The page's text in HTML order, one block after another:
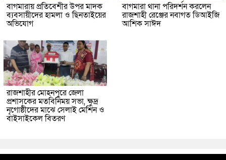
বাগমারায় প্রতিবেশীর উপর মাদক
ব্যবসায়ীদের হামলা ও ছিনতাইয়ের
অভিযোগ
বাগমারা থানা পরিদর্শন করলেন
রাজশাহী রেঞ্জের নবাগত ডিআইজি
আশিক সাঈদ
রাজশাহীর মোহনপুরে জেলা
প্রশাসকের মতবিনিময় সভা, ক্ষুদ্র
নৃগোষ্ঠীদের মাঝে সেলাই মেশিন ও
বাইসাইকেল বিতরণ